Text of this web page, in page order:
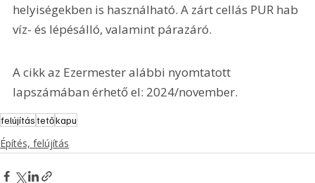
helyiségekben is használható. A zárt cellás PUR hab
víz- és lépésálló, valamint párazáró.
A cikk az Ezermester alábbi nyomtatott
lapszámában érhető el: 2024/november.
felújítástetőkapu
Építés, felújítás